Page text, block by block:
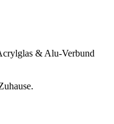
& Alu-Verbund